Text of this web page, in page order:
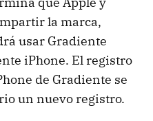
la marca,
usar Gradiente
iPhone. El registro
de Gradiente se
un nuevo registro.